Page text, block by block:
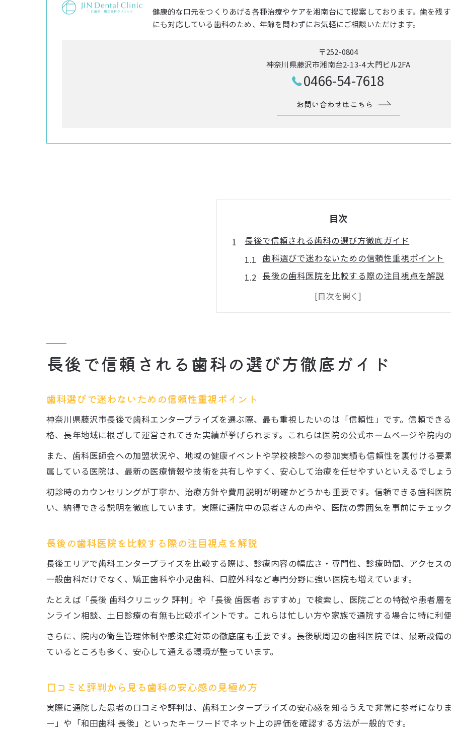
健康的な口元をつくりあげる各種治療やケアを湘南台にて提案しております。歯を残
にも対応している歯科のため、年齢を問わずにお気軽にご相談いただけます。
〒252-0804
神奈川県藤沢市湘南台2-13-4 大門ビル2FA
0466-54-7618
お問い合わせはこちら
目次
長後で信頼される歯科の選び方徹底ガイド
歯科選びで迷わないための信頼性重視ポイント
長後の歯科医院を比較する際の注目視点を解説
口コミと評判から見る歯科の安心感の見極め方
長後駅近くで通いやすい歯科の特徴とは何か
診療時間やネット予約が可能な歯科の探し方
土日診療対応の歯科を選ぶ際の注意点とは
駅近の歯医者が持つ利便性と通院しやすさ
評判が高い歯科なら長後エリアが安心
長後で評判の歯科クリニックが人気の理由
口コミで選ばれる歯科の安心ポイントを解説
おすすめ歯科医院を選ぶ際の評判の活用法
地域で信頼を集める歯科の運営背景を解説
歯科医師会の役割と地域歯科運営の仕組み
信頼される歯科医院の組織体制の特徴とは
地域密着型歯科クリニックの実践例を紹介
地域住民に支持される歯科の取り組み解説
噂の真偽を歯科視点で解説する医療エピソード
長後で信頼される歯科の選び方徹底ガイド
歯科選びで迷わないための信頼性重視ポイント
神奈川県藤沢市長後で歯科エンタープライズを選ぶ際、最も重視したいのは「信頼性」です。信頼でき
格、長年地域に根ざして運営されてきた実績が挙げられます。これらは医院の公式ホームページや院内
また、歯科医師会への加盟状況や、地域の健康イベントや学校検診への参加実績も信頼性を裏付ける要
属している医院は、最新の医療情報や技術を共有しやすく、安心して治療を任せやすいといえるでしょう
初診時のカウンセリングが丁寧か、治療方針や費用説明が明確かどうかも重要です。信頼できる歯科医
い、納得できる説明を徹底しています。実際に通院中の患者さんの声や、医院の雰囲気を事前にチェッ
長後の歯科医院を比較する際の注目視点を解説
長後エリアで歯科エンタープライズを比較する際は、診療内容の幅広さ・専門性、診療時間、アクセス
一般歯科だけでなく、矯正歯科や小児歯科、口腔外科など専門分野に強い医院も増えています。
たとえば「長後 歯科クリニック 評判」や「長後 歯医者 おすすめ」で検索し、医院ごとの特徴や患者層
ンライン相談、土日診療の有無も比較ポイントです。これらは忙しい方や家族で通院する場合に特に利
さらに、院内の衛生管理体制や感染症対策の徹底度も重要です。長後駅周辺の歯科医院では、最新設備
ているところも多く、安心して通える環境が整っています。
口コミと評判から見る歯科の安心感の見極め方
実際に通院した患者の口コミや評判は、歯科エンタープライズの安心感を知るうえで非常に参考になり
ー」や「和田歯科 長後」といったキーワードでネット上の評価を確認する方法が一般的です。